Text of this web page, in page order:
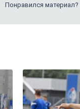
Понравился